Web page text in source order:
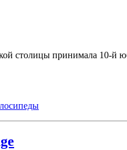
столицы принимала 10-й